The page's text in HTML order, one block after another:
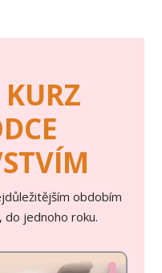
obdobím
jednoho roku.